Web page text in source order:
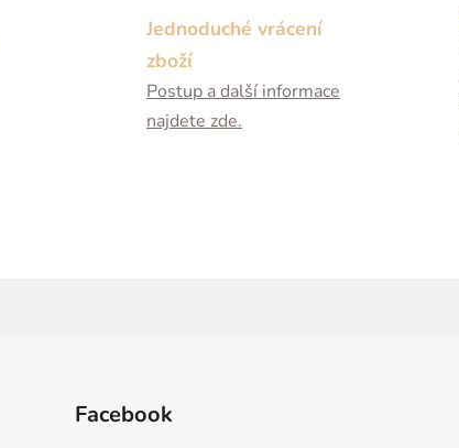
Jednoduché vrácení
zboží
Postup a další informace
najdete zde.
Facebook